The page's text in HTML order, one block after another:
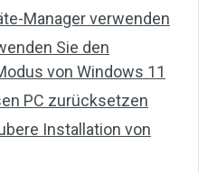
Manager verwenden
Sie den
von Windows 11
PC zurücksetzen
Installation von